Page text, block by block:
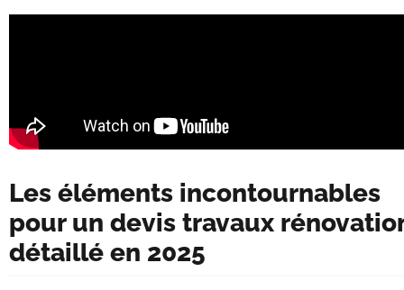
Les éléments incontournables
pour un devis travaux
détaillé en 2025